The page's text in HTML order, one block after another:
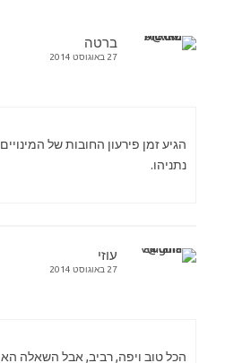
ברטה
27 באוגוסט 2014
הגיע זמן פירעון החובות של
נתניהו.
עוזי
27 באוגוסט 2014
הכל טוב ויפה, רביב, אבל השאלה